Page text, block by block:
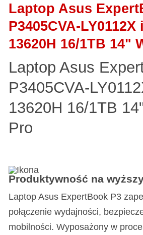
Laptop Asus
P3405CVA-
13620H 16/1TB 14"
Laptop Asus
P3405CVA-
13620H 16/1TB
Pro
Produktywność na
Laptop Asus ExpertBook P3
połączenie wydajności,
mobilności. Wyposażony w